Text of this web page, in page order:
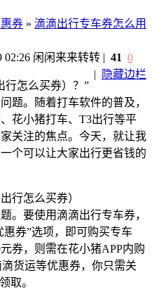
券 » 滴滴出行专车券怎么用
02:26 闲闲来来转转
|
隐藏边栏
| 41 0
行怎么买券）？”
题。随着打车软件的普及，
花小猪打车、T3出行等平
关注的焦点。今天，就让我
个可以让大家出行更省钱的
。要使用滴滴出行专车券，
券”选项，即可购买专车
券，则需在花小猪APP内购
货运等优惠券，你只需关
取。